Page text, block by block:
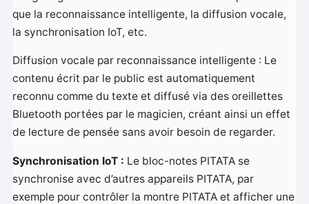
que la reconnaissance intelligente, la diffusion vocale,
la synchronisation IoT, etc.
Diffusion vocale par reconnaissance intelligente : Le
contenu écrit par le public est automatiquement
reconnu comme du texte et diffusé via des oreillettes
Bluetooth portées par le magicien, créant ainsi un effet
de lecture de pensée sans avoir besoin de regarder.
Synchronisation IoT : Le bloc-notes PITATA se
synchronise avec d’autres appareils PITATA, par
exemple pour contrôler la montre PITATA et afficher une